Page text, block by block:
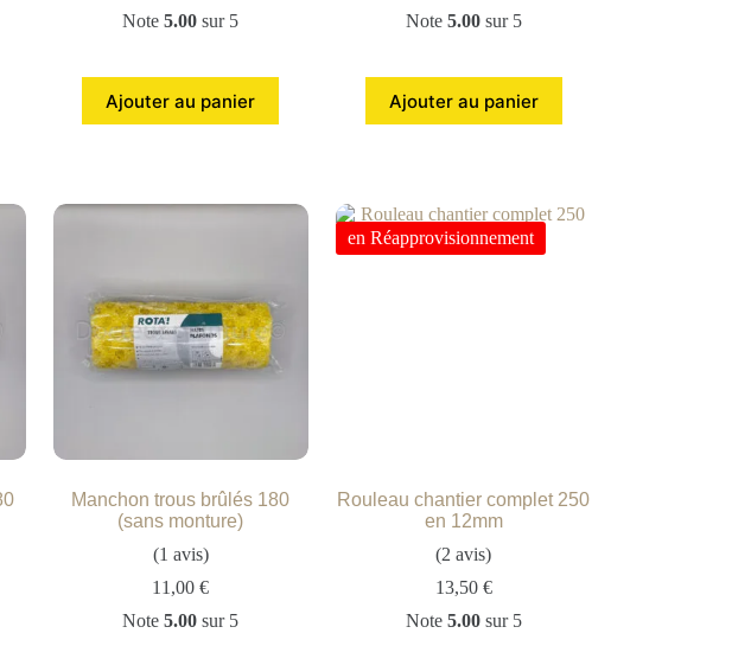
Note5.00 sur 5
Ajouter au panier
Note 5.00sur 5
Ajouter au panier
Manchon trous brûlés 180
(sans monture)
(1 avis)
11,00€
Note5.00 sur 5
en Réapprovisionnement
Rouleau chantier complet 250
en 12mm
(2 avis)
13,50 €
Note 5.00sur 5